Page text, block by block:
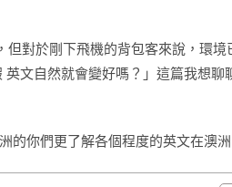
但對於剛下飛機的背包客來說，環
文自然就會變好嗎？」這篇我想
的你們更了解各個程度的英文在澳